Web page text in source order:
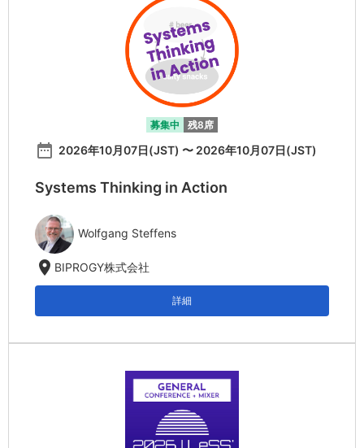
募集中 残8席
date_range 2026年10月07日(JST) 〜 2026年10月07日(JST)
Systems Thinking in Action
Wolfgang Steffens
location_on BIPROGY株式会社
詳細